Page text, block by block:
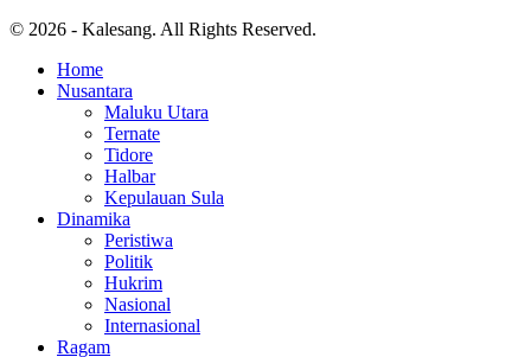
© 2026 - Kalesang. All Rights Reserved.
Home
Nusantara
Maluku Utara
Ternate
Tidore
Halbar
Kepulauan Sula
Dinamika
Peristiwa
Politik
Hukrim
Nasional
Internasional
Ragam